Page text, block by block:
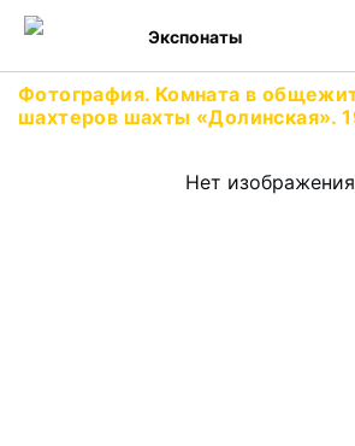
Экспонаты
Фотография. Комната в
шахтеров шахты «Долинская».
Нет изображения